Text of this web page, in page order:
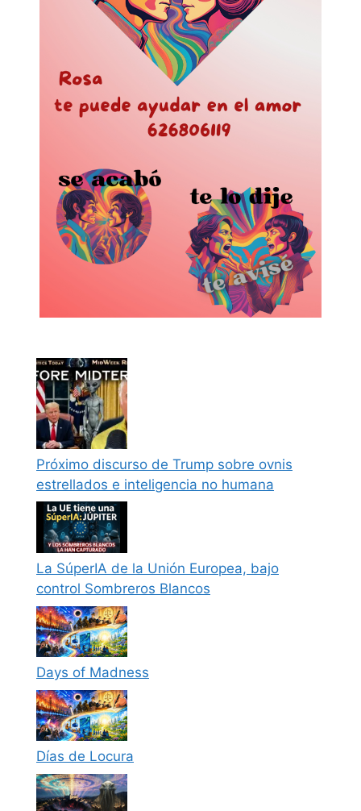
Próximo discurso de Trump sobre ovnis
estrellados e inteligencia no humana
La SúperIA de la Unión Europea, bajo
control Sombreros Blancos
Days of Madness
Días de Locura